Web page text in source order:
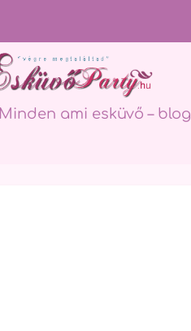
Minden ami esküvő – blog